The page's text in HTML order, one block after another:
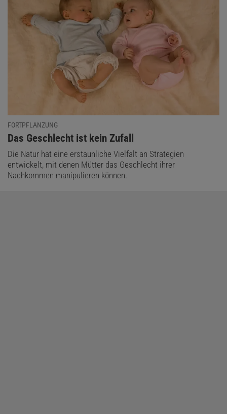
FORTPFLANZUNG
:
Das Geschlecht ist kein Zufall
Die Natur hat eine erstaunliche Vielfalt an Strategien
entwickelt, mit denen Mütter das Geschlecht ihrer
Nachkommen manipulieren können.